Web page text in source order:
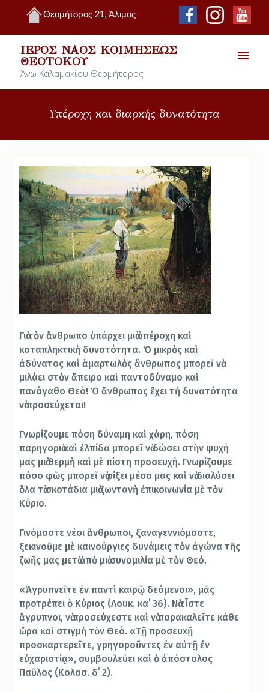
Θεομήτορος 21, Άλιμος
ΙΕΡΌΣ ΝΑΌΣ ΚΟΙΜΉΣΕΩΣ
ΘΕΟΤΌΚΟΥ
Άνω Καλαμακίου Θεομήτορος
Υπέροχη και διαρκής δυνατότητα
Γιὰ τὸν ἄνθρωπο ὑπάρχει μιὰ ὑπέροχη καὶ
καταπληκτικὴ δυνατότητα. Ὁ μικρὸς καὶ
ἀδύνατος καὶ ἁμαρτωλὸς ἄνθρωπος μπορεῖ νὰ
μιλάει στὸν ἄπειρο καὶ παντοδύναμο καὶ
πανάγαθο Θεό! Ὁ ἄνθρωπος ἔχει τὴ δυνατότητα
νὰ προσεύχεται!
Γνωρίζουμε πόση δύναμη καὶ χάρη, πόση
παρηγοριὰ καὶ ἐλπίδα μπορεῖ νὰ δώσει στὴν ψυχή
μας μιὰ θερμὴ καὶ μὲ πίστη προσευχή. Γνωρίζουμε
πόσο φῶς μπορεῖ νὰ ρίξει μέσα μας καὶ νὰ διαλύσει
ὅλα τὰ σκοτάδια μιὰ ζωντανὴ ἐπικοινωνία μὲ τὸν
Κύριο.
Γινόμαστε νέοι ἄνθρωποι, ξαναγεννιόμαστε,
ξεκινοῦμε μὲ καινούργιες δυνάμεις τὸν ἀγώνα τῆς
ζωῆς μας μετὰ ἀπὸ μιὰ συνομιλία μὲ τὸν Θεό.
«Ἀγρυπνεῖτε ἐν παντὶ καιρῷ δεόμενοι», μᾶς
προτρέπει ὁ Κύριος (Λουκ. κα΄ 36). Νὰ εἶστε
ἄγρυπνοι, νὰ προσεύχεστε καὶ νὰ παρακαλεῖτε κάθε
ὥρα καὶ στιγμὴ τὸν Θεό. «Τῇ προσευxῇ
προσκαρτερεῖτε, γρηγοροῦντες ἐν αὐτῇ ἐν
εὐχαριστίᾳ», συμβουλεύει καὶ ὁ ἀπόστολος
Παῦλος (Κολασ. δ΄ 2).